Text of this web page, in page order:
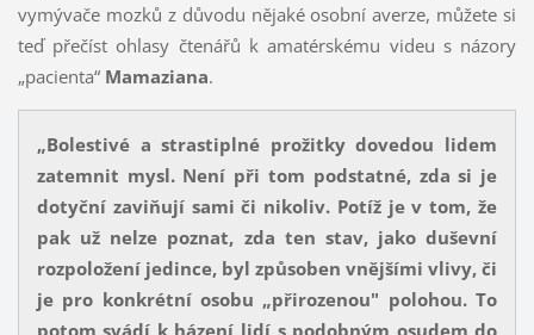
vymývače mozků z důvodu nějaké osobní averze, můžete si
teď přečíst ohlasy čtenářů k amatérskému videu s názory
„pacienta“ Mamaziana.
„Bolestivé a strastiplné prožitky dovedou lidem
zatemnit mysl. Není při tom podstatné, zda si je
dotyční zaviňují sami či nikoliv. Potíž je v tom, že
pak už nelze poznat, zda ten stav, jako duševní
rozpoložení jedince, byl způsoben vnějšími vlivy, či
je pro konkrétní osobu „přirozenou" polohou. To